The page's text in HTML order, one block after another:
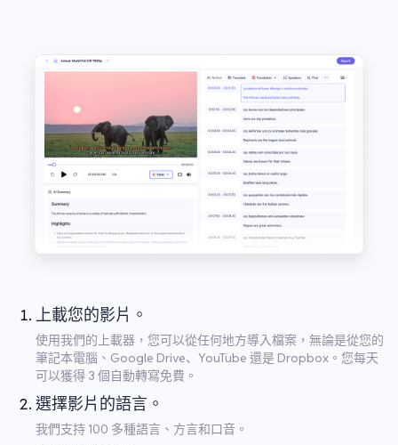
上載您的影片。
使用我們的上載器，您可以從任何地方導入檔案，無論是從您的
筆記本電腦、Google Drive、YouTube 還是 Dropbox。您每天
可以獲得 3 個自動轉寫免費。
選擇影片的語言。
我們支持 100 多種語言、方言和口音。